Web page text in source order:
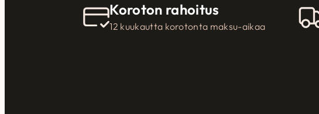
Koroton rahoitus
12 kuukautta korotonta maksu-aikaa